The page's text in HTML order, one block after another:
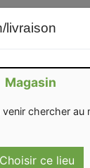
livraison
Magasin
chercher au
Choisir ce lieu